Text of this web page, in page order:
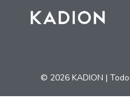
© 2026 KADION |